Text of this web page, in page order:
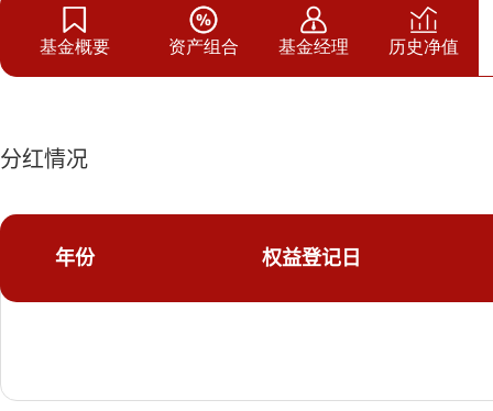
基金概要 资产组合 基金经理 历史净值